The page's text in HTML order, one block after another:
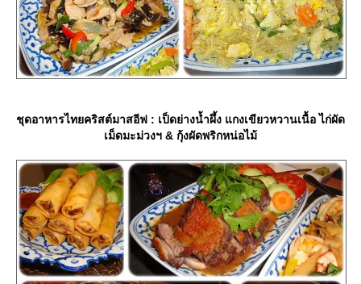
ชุดอาหารไทยคริสต์มาสอีฟ : เป็ดย่างน้ำผึ้ง แกงเขียวหวานเนื้อ ไก่ผัด
เม็ดมะม่วงฯ & กุ้งผัดพริกหน่อไม้